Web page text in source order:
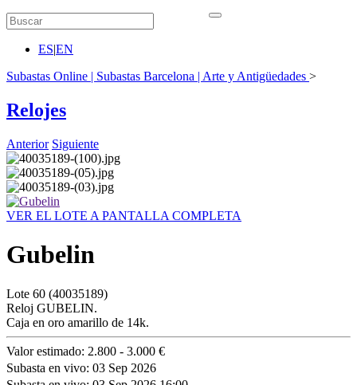
ES|EN
Subastas Online | Subastas Barcelona | Arte y Antigüedades >
Relojes
Anterior Siguiente
VER EL LOTE A PANTALLA COMPLETA
Gubelin
Lote 60 (40035189)
Reloj GUBELIN.
Caja en oro amarillo de 14k.
Valor estimado: 2.800 - 3.000 €
Subasta en vivo: 03 Sep 2026